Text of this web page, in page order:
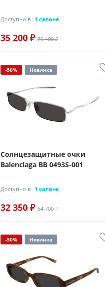
Доступно в 1 салоне
35 200 ₽ 70 400 ₽
-50% Новинка
Солнцезащитные очки
Balenciaga BB 0493S-001
Доступно в 1 салоне
32 350 ₽ 64 700 ₽
-50% Новинка